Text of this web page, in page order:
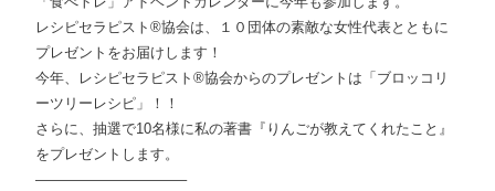
レシピセラピスト®︎協会は、１０団体の素敵な女性代表とともに
プレゼントをお届けします！
今年、レシピセラピスト®協会からのプレゼントは「ブロッコリ
ーツリーレシピ」！！
さらに、抽選で10名様に私の著書『りんごが教えてくれたこと』
をプレゼントします。
——————————–